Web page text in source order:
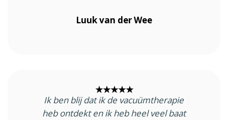
Luuk van der Wee
★★★★★
Ik ben blij dat ik de vacuümtherapie
heb ontdekt en ik heb heel veel baat